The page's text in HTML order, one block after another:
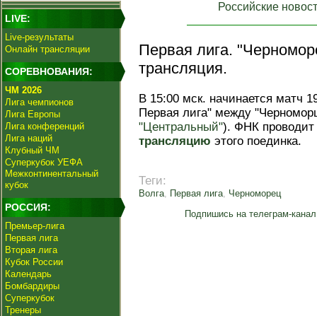
LIVE:
Live-результаты
Онлайн трансляции
СОРЕВНОВАНИЯ:
ЧМ 2026
Лига чемпионов
Лига Европы
Лига конференций
Лига наций
Клубный ЧМ
Суперкубок УЕФА
Межконтинентальный
кубок
РОССИЯ:
Премьер-лига
Первая лига
Вторая лига
Кубок России
Календарь
Бомбардиры
Суперкубок
Тренеры
Российские
Первая лига.
трансляция.
В 15:00 мск. начинается матч
Первая лига" между
"Центральный"). ФНК
трансляцию этого поединка.
Теги:
Волга, Первая лига, Черноморец
Подпишись на телеграм-